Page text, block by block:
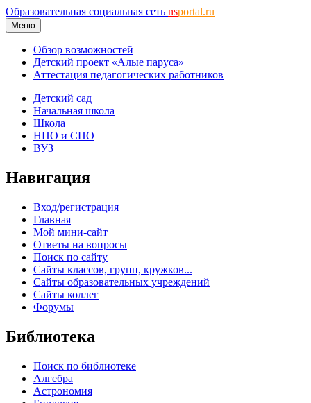
Образовательная социальная сеть nsportal.ru
Меню
Обзор возможностей
Детский проект «Алые паруса»
Аттестация педагогических работников
Детский сад
Начальная школа
Школа
НПО и СПО
ВУЗ
Навигация
Вход/регистрация
Главная
Мой мини-сайт
Ответы на вопросы
Поиск по сайту
Сайты классов, групп, кружков...
Сайты образовательных учреждений
Сайты коллег
Форумы
Библиотека
Поиск по библиотеке
Алгебра
Астрономия